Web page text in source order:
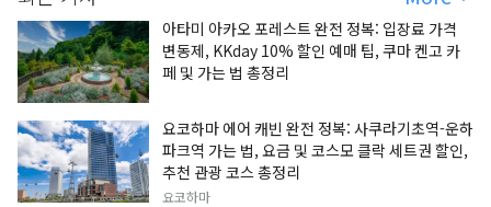
아타미 아카오 포레스트 완전 정복: 입장료 가격
변동제, KKday 10% 할인 예매 팁, 쿠마 켄고 카
페 및 가는 법 총정리
요코하마 에어 캐빈 완전 정복: 사쿠라기초역-운하
파크역 가는 법, 요금 및 코스모 클락 세트권 할인,
추천 관광 코스 총정리
요코하마